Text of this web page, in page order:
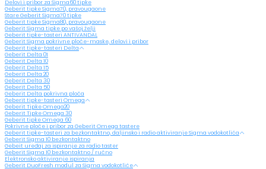
Delovi i pribor za Sigma60 tipke
Geberit tipke Sigma70, pravougaone
Stare Geberit Sigma70 tipke
Geberit tipke Sigma80, pravougaone
Geberit Sigma tipke po vašoj želji
Geberit tipke-tasteri ANTIVANDAL
Geberit Sigma pokrivne ploče-maske, delovi i pribor
Geberit tipke-tasteri Delta
Geberit Delta 01
Geberit Delta 10
Geberit Delta 15
Geberit Delta 20
Geberit Delta 30
Geberit Delta 50
Geberit Delta pokrivna ploča
Geberit tipke-tasteri Omega
Geberit Tipke Omega20
Geberit Tipke Omega 30
Geberit tipke Omega 60
Pokrivne ploče i pribor za Geberit Omega tastere
Geberit tipke-tasteri za bezkontaktno, daljinsko i radio aktiviranje Sigma vodokotlića
Geberit Sigma 10 bezkontaktno
Gebeit uređaj za ispiranje za radio taster
Geberit Sigma 10 bezkontaktno / ručno
Elektronsko aktiviranje ispiranja
Geberit DuoFresh modul za Sigma vodokotliće